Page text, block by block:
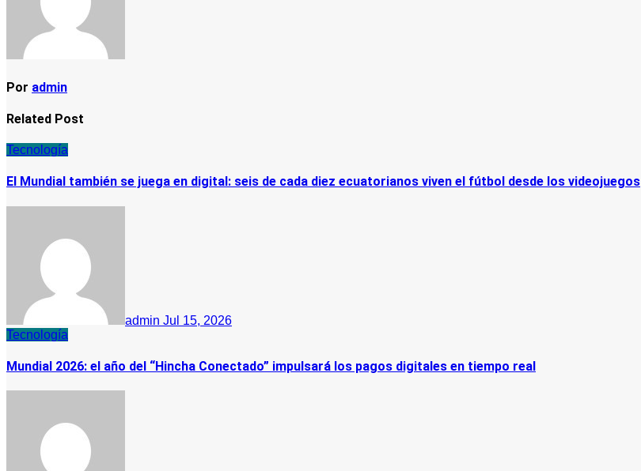
Por admin
Related Post
Tecnología
El Mundial también se juega en digital: seis de cada diez ecuatorianos viven el fútbol desde los videojuegos
admin Jul 15, 2026
Tecnología
Mundial 2026: el año del “Hincha Conectado” impulsará los pagos digitales en tiempo real